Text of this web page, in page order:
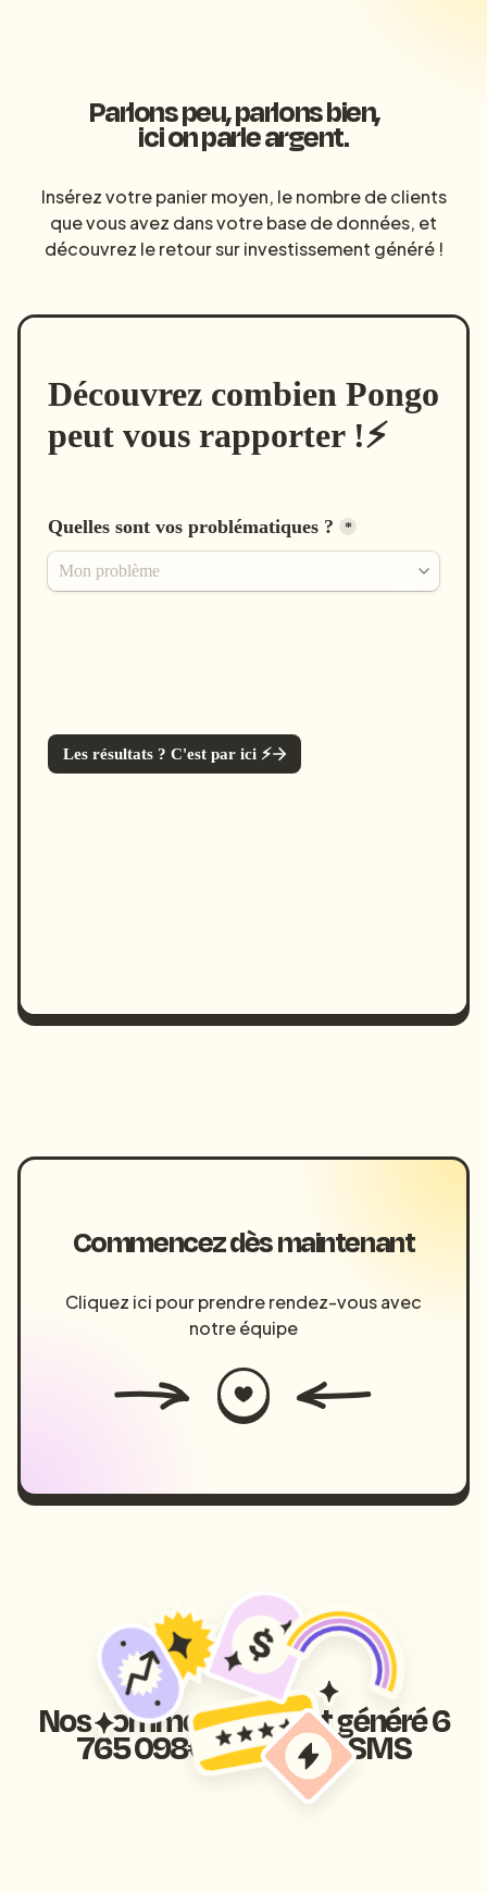
Parlons peu, parlons bien,
ici on parle argent.
Insérez votre panier moyen, le nombre de clients
que vous avez dans votre base de données, et
découvrez le retour sur investissement généré !
Commencez dès maintenant
Cliquez ici pour prendre rendez-vous avec
notre équipe
Nos commerçants ont généré 6
765 098€ grâce aux SMS